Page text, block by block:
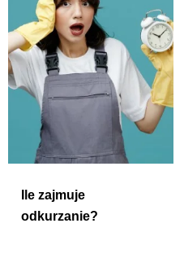
Ile zajmuje
odkurzanie?